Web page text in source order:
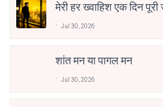
मेरी हर ख्वाहिश एक दिन
Jul 30, 2026
शांत मन या पागल मन
Jul 30, 2026